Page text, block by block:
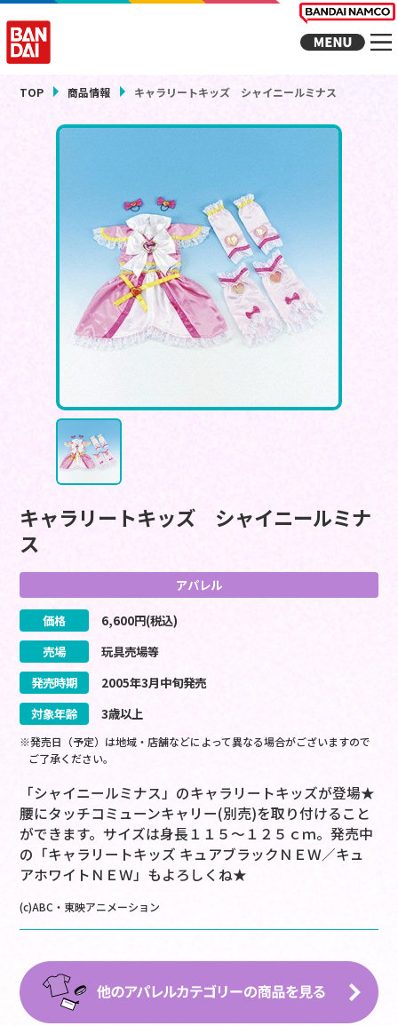
TOP 商品情報 キャラリートキッズ シャイニールミナス
キャラリートキッズ シャイニールミナ
ス
アパレル
価格 6,600円(税込)
売場
玩具売場等
発売時期
2005年3月中旬発売
対象年齢
3歳以上
※発売日（予定）は地域・店舗などによって異なる場合がございますので
ご了承ください。
「シャイニールミナス」のキャラリートキッズが登場★
腰にタッチコミューンキャリー(別売)を取り付けること
ができます。サイズは身長１１５～１２５ｃｍ。発売中
の「キャラリートキッズ キュアブラックＮＥＷ／キュ
アホワイトＮＥＷ」もよろしくね★
(c)ABC・東映アニメーション